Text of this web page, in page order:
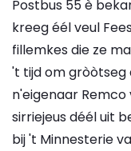
Postbus 55 è
kreeg éél veul
fillemkes die ze
't tijd om gròòtseg
n'eigenaar Remco
sirriejeus déél uit
bij 't Minnesterie